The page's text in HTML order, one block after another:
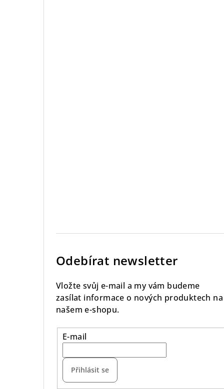
Odebírat newsletter
Vložte svůj e-mail a my vám budeme
zasílat informace o nových produktech na
našem e-shopu.
E-mail
Přihlásit se